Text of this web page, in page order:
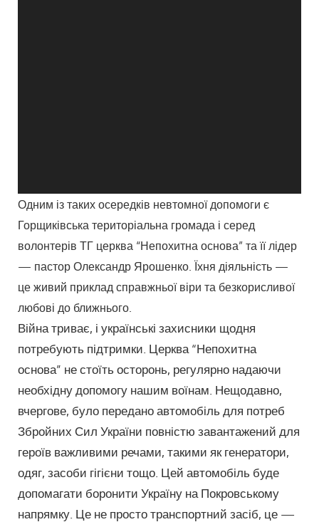
Одним із таких осередків невтомної допомоги є
Горщиківська територіальна громада і серед
волонтерів ТГ церква “Непохитна основа” та її лідер
— пастор Олександр Ярошенко. Їхня діяльність —
це живий приклад справжньої віри та безкорисливої
любові до ближнього.
Війна триває, і українські захисники щодня
потребують підтримки. Церква “Непохитна
основа” не стоїть осторонь, регулярно надаючи
необхідну допомогу нашим воїнам. Нещодавно,
вчергове, було передано автомобіль для потреб
Збройних Сил України повністю завантажений для
героїв важливими речами, такими як генератори,
одяг, засоби гігієни тощо. Цей автомобіль буде
допомагати боронити Україну на Покровському
напрямку. Це не просто транспортний засіб, це —